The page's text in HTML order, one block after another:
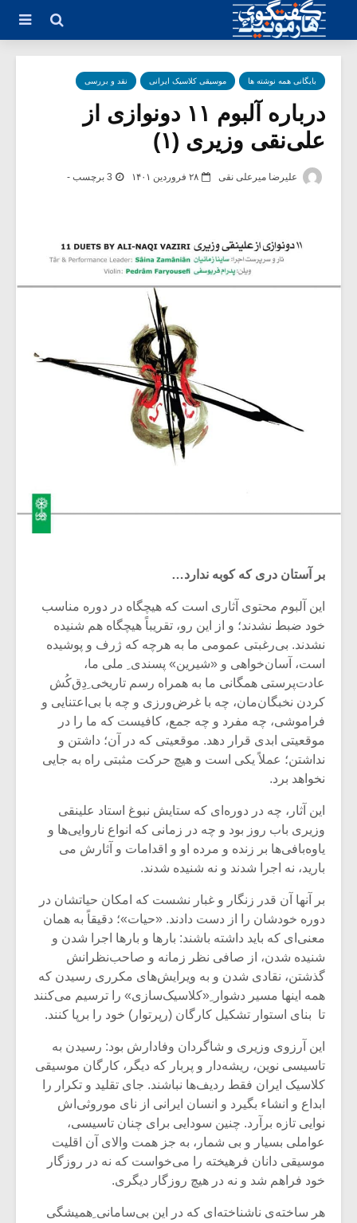
بایگانی همه نوشته ها موسیقی کلاسیک ایرانی نقد و بررسی
درباره آلبوم ۱۱ دونوازی از
علی‌نقی وزیری (۱)
علیرضا میرعلی نقی ۲۸ فروردین ۱۴۰۱ 3 برچسب -
بر آستان دری که کوبه ندارد…
این آلبوم محتوی آثاری است که هیچگاه در دوره مناسب
خود ضبط نشدند؛ و از این رو، تقریباً هیچگاه هم شنیده
نشدند. بی‌رغبتی عمومی ما به هرچه که ژرف و پوشیده
است، آسان‌خواهی و «شیرین» پسندی ِ ملی ما،
عادت‌پرستی همگانی ما به همراه رسم تاریخی ِدِق‌کُش
کردن نخبگان‌مان، چه با غرض‌ورزی و چه با بی‌اعتنایی و
فراموشی، چه مفرد و چه جمع، کافیست که ما را در
موقعیتی ابدی قرار دهد. موقعیتی که در آن؛ داشتن و
نداشتن؛ عملاً یکی است و هیچ حرکت مثبتی راه به جایی
نخواهد برد.
این آثار، چه در دوره‌ای که ستایش نبوغ استاد علینقی
وزیری باب روز بود و چه در زمانی که انواع ناروایی‌ها و
یاوه‌بافی‌ها بر زنده و مرده او و اقدامات و آثارش می
بارید، نه اجرا شدند و نه شنیده شدند.
بر آنها آن قدر زنگار و غبار نشست که امکان حیاتشان در
دوره خودشان را از دست دادند. «حیات»؛ دقیقاً به همان
معنی‌ای که باید داشته باشند: بارها و بارها اجرا شدن و
شنیده شدن، از صافی نظر زمانه و صاحب‌نظرانش
گذشتن، نقادی شدن و به ویرایش‌های مکرری رسیدن که
همه اینها مسیر دشوار ِ«کلاسیک‌سازی» را ترسیم می‌کنند
تا بنای استوار تشکیل کارگان (رپرتوار) خود را برپا کنند.
این آرزوی وزیری و شاگردان وفادارش بود: رسیدن به
تاسیسی نوین، ریشه‌دار و پربار که دیگر، کارگان موسیقی
کلاسیک ایران فقط ردیف‌ها نباشند. جای تقلید و تکرار را
ابداع و انشاء بگیرد و انسان ایرانی از نای موروثی‌اش
نوایی تازه برآرد. چنین سودایی برای چنان تاسیسی،
عواملی بسیار و بی شمار، به جز همت والای آن اقلیت
موسیقی دانان فرهیخته را می‌خواست که نه در روزگار
خود فراهم شد و نه در هیچ روزگار دیگری.
هر ساخته‌ی ناشناخته‌ای که در این بی‌سامانی ِهمیشگی
میکلوش روژا
یادداشتی بر موسیقی
متن فیلم «متری
شیش و نیم»
اگر نمی توانی
مشهورترین باشی،
بدنام ترین باش
موسیقی
برگزار